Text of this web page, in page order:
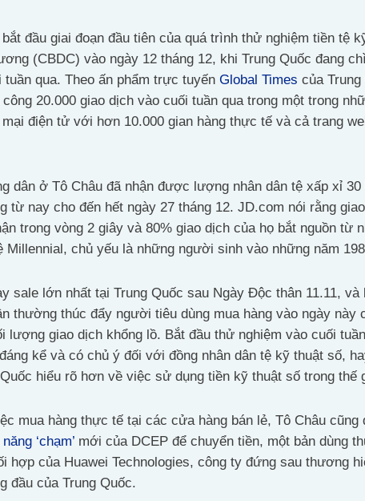
đầu giai đoạn đầu tiên của quá trình thử nghiệm tiền tệ
(CBDC) vào ngày 12 tháng 12, khi Trung Quốc đang
tuần qua. Theo ấn phẩm trực tuyến Global Times của
20.000 giao dịch vào cuối tuần qua trong một trong
điện tử với hơn 10.000 gian hàng thực tế và cả trang
dân ở Tô Châu đã nhận được lượng nhân dân tệ xấp xỉ
từ nay cho đến hết ngày 27 tháng 12. JD.com nói rằng
trong vòng 2 giây và 80% giao dịch của họ bắt nguồn từ
Millennial, chủ yếu là những người sinh vào những năm
sale lớn nhất tại Trung Quốc sau Ngày Độc thân 11.11,
thường thúc đẩy người tiêu dùng mua hàng vào ngày này
lượng giao dịch khổng lồ. Bắt đầu thử nghiệm vào cuối
kể và có chủ ý đối với đồng nhân dân tệ kỹ thuật số,
hiểu rõ hơn về việc sử dụng tiền kỹ thuật số trong thế
mua hàng thực tế tại các cửa hàng bán lẻ, Tô Châu cũng
‘chạm’ mới của DCEP để chuyển tiền, một bản dùng
hợp của Huawei Technologies, công ty đứng sau thương
đầu của Trung Quốc.